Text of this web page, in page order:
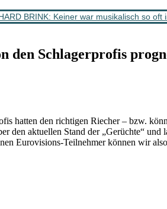
BRINK: Keiner war musikalisch so
den Schlagerprofis
hatten den richtigen Riecher – bzw.
den aktuellen Stand der „Gerüchte“
Eurovisions-Teilnehmer können wir